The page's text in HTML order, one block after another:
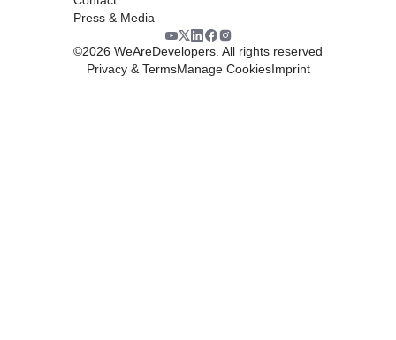
Press & Media
©2026 WeAreDevelopers. All rights reserved
Privacy & TermsManage CookiesImprint